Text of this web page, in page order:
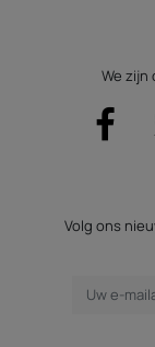
We zijn
Volg ons